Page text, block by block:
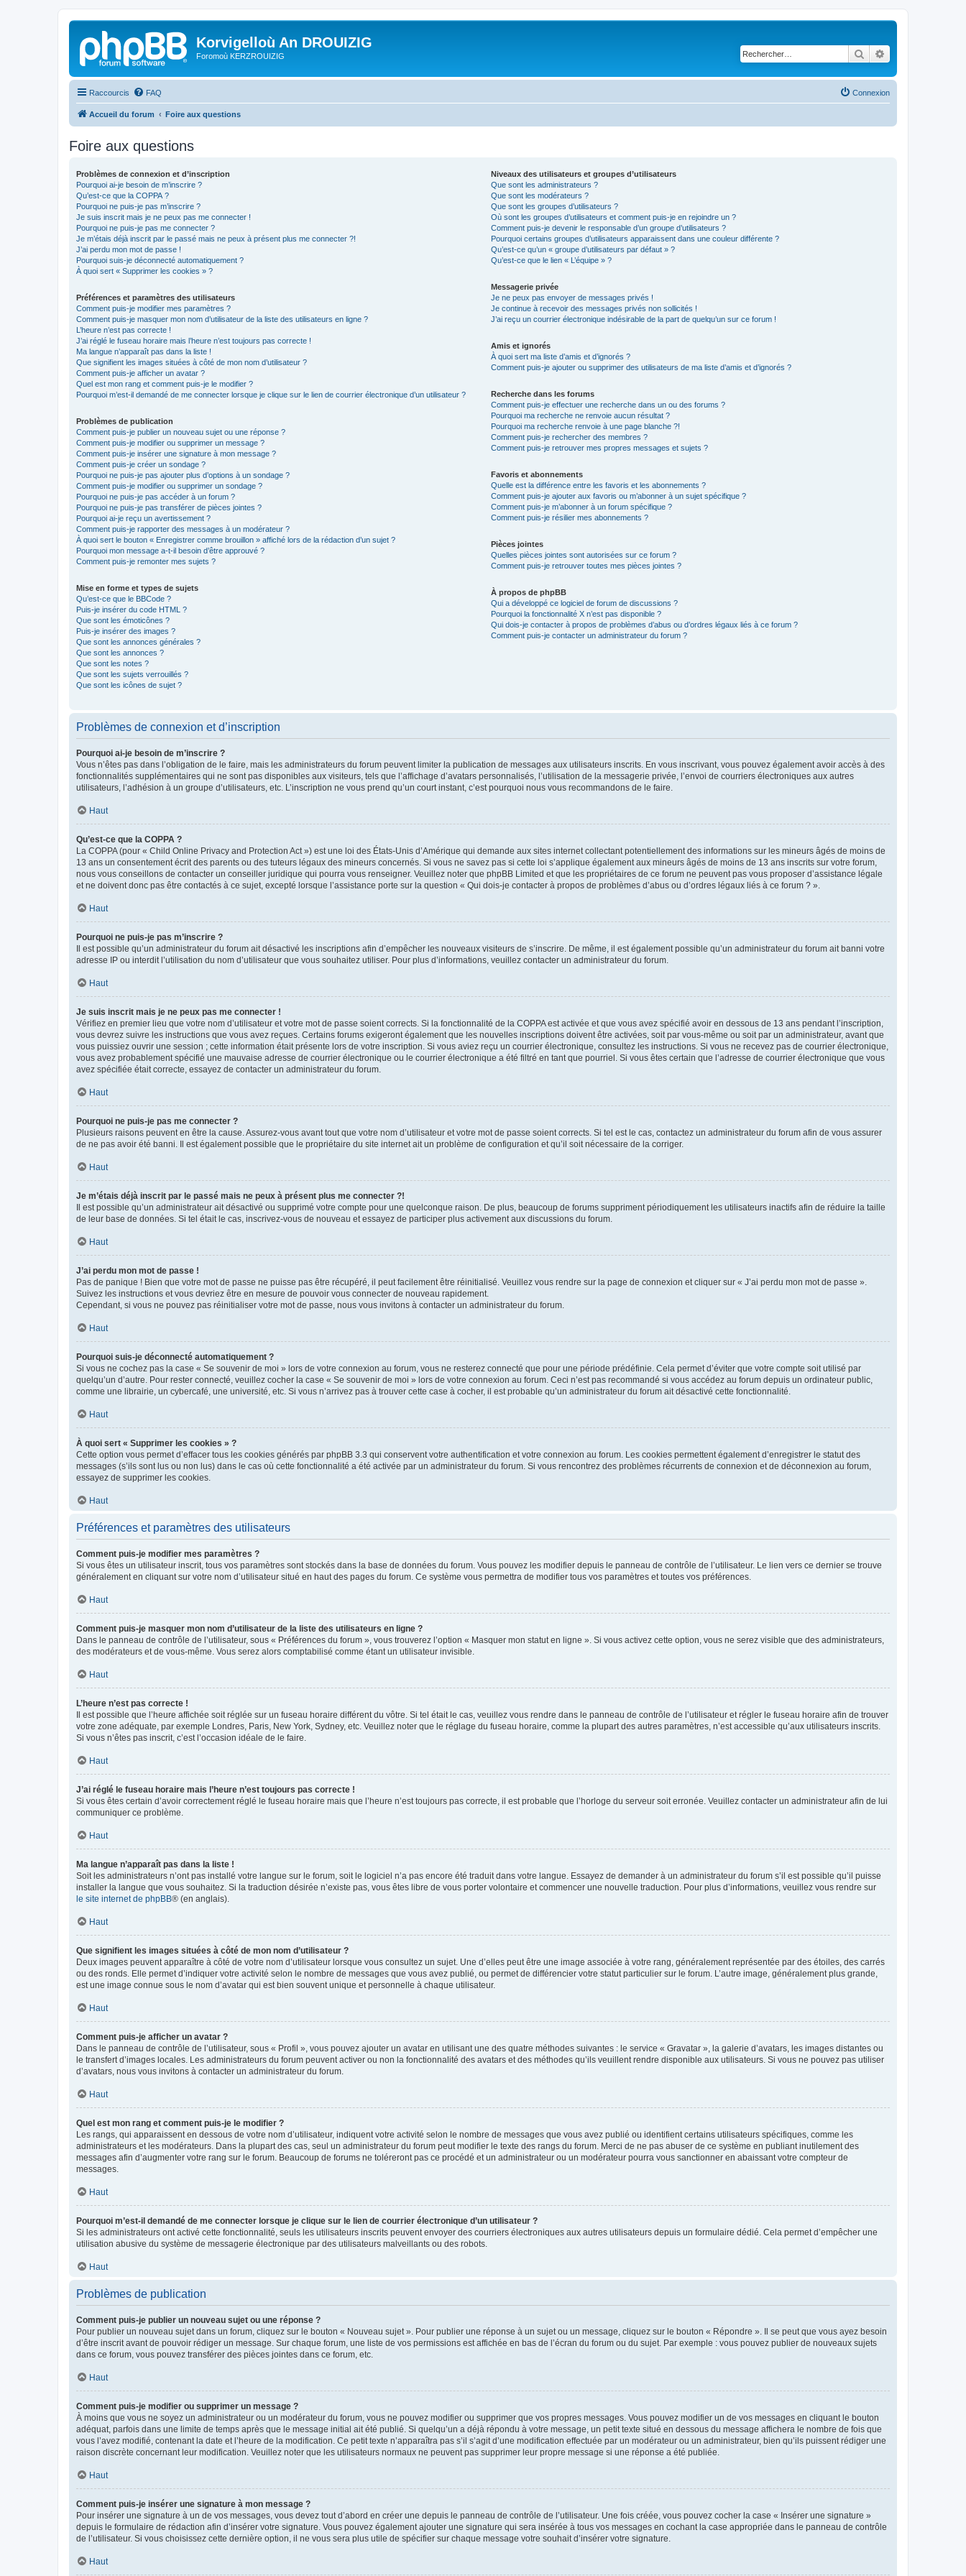
Korvigelloù An DROUIZIG
Foromoù KERZROUIZIG Rechercher
Raccourcis FAQ Connexion
Accueil du forum Foire aux questions
Foire aux questions
Problèmes de connexion et d’inscription
Pourquoi ai-je besoin de m’inscrire ?
Qu’est-ce que la COPPA ?
Pourquoi ne puis-je pas m’inscrire ?
Je suis inscrit mais je ne peux pas me connecter !
Pourquoi ne puis-je pas me connecter ?
Je m’étais déjà inscrit par le passé mais ne peux à présent plus me connecter ?!
J’ai perdu mon mot de passe !
Pourquoi suis-je déconnecté automatiquement ?
À quoi sert « Supprimer les cookies » ?
Préférences et paramètres des utilisateurs
Comment puis-je modifier mes paramètres ?
Comment puis-je masquer mon nom d’utilisateur de la liste des utilisateurs en ligne ?
L’heure n’est pas correcte !
J’ai réglé le fuseau horaire mais l’heure n’est toujours pas correcte !
Ma langue n’apparaît pas dans la liste !
Que signifient les images situées à côté de mon nom d’utilisateur ?
Comment puis-je afficher un avatar ?
Quel est mon rang et comment puis-je le modifier ?
Pourquoi m’est-il demandé de me connecter lorsque je clique sur le lien de courrier électronique d’un utilisateur ?
Problèmes de publication
Comment puis-je publier un nouveau sujet ou une réponse ?
Comment puis-je modifier ou supprimer un message ?
Comment puis-je insérer une signature à mon message ?
Comment puis-je créer un sondage ?
Pourquoi ne puis-je pas ajouter plus d’options à un sondage ?
Comment puis-je modifier ou supprimer un sondage ?
Pourquoi ne puis-je pas accéder à un forum ?
Pourquoi ne puis-je pas transférer de pièces jointes ?
Pourquoi ai-je reçu un avertissement ?
Comment puis-je rapporter des messages à un modérateur ?
À quoi sert le bouton « Enregistrer comme brouillon » affiché lors de la rédaction d’un sujet ?
Pourquoi mon message a-t-il besoin d’être approuvé ?
Comment puis-je remonter mes sujets ?
Mise en forme et types de sujets
Qu’est-ce que le BBCode ?
Puis-je insérer du code HTML ?
Que sont les émoticônes ?
Puis-je insérer des images ?
Que sont les annonces générales ?
Que sont les annonces ?
Que sont les notes ?
Que sont les sujets verrouillés ?
Que sont les icônes de sujet ?
Niveaux des utilisateurs et groupes d’utilisateurs
Que sont les administrateurs ?
Que sont les modérateurs ?
Que sont les groupes d’utilisateurs ?
Où sont les groupes d’utilisateurs et comment puis-je en rejoindre un ?
Comment puis-je devenir le responsable d’un groupe d’utilisateurs ?
Pourquoi certains groupes d’utilisateurs apparaissent dans une couleur différente ?
Qu’est-ce qu’un « groupe d’utilisateurs par défaut » ?
Qu’est-ce que le lien « L’équipe » ?
Messagerie privée
Je ne peux pas envoyer de messages privés !
Je continue à recevoir des messages privés non sollicités !
J’ai reçu un courrier électronique indésirable de la part de quelqu’un sur ce forum !
Amis et ignorés
À quoi sert ma liste d’amis et d’ignorés ?
Comment puis-je ajouter ou supprimer des utilisateurs de ma liste d’amis et d’ignorés ?
Recherche dans les forums
Comment puis-je effectuer une recherche dans un ou des forums ?
Pourquoi ma recherche ne renvoie aucun résultat ?
Pourquoi ma recherche renvoie à une page blanche ?!
Comment puis-je rechercher des membres ?
Comment puis-je retrouver mes propres messages et sujets ?
Favoris et abonnements
Quelle est la différence entre les favoris et les abonnements ?
Comment puis-je ajouter aux favoris ou m’abonner à un sujet spécifique ?
Comment puis-je m’abonner à un forum spécifique ?
Comment puis-je résilier mes abonnements ?
Pièces jointes
Quelles pièces jointes sont autorisées sur ce forum ?
Comment puis-je retrouver toutes mes pièces jointes ?
À propos de phpBB
Qui a développé ce logiciel de forum de discussions ?
Pourquoi la fonctionnalité X n’est pas disponible ?
Qui dois-je contacter à propos de problèmes d’abus ou d’ordres légaux liés à ce forum ?
Comment puis-je contacter un administrateur du forum ?
Problèmes de connexion et d’inscription
Pourquoi ai-je besoin de m’inscrire ?
Vous n’êtes pas dans l’obligation de le faire, mais les administrateurs du forum peuvent limiter la publication de messages aux utilisateurs inscrits. En vous inscrivant, vous pouvez également avoir accès à des
fonctionnalités supplémentaires qui ne sont pas disponibles aux visiteurs, tels que l’affichage d’avatars personnalisés, l’utilisation de la messagerie privée, l’envoi de courriers électroniques aux autres
utilisateurs, l’adhésion à un groupe d’utilisateurs, etc. L’inscription ne vous prend qu’un court instant, c’est pourquoi nous vous recommandons de le faire.
Haut
Qu’est-ce que la COPPA ?
La COPPA (pour « Child Online Privacy and Protection Act ») est une loi des États-Unis d’Amérique qui demande aux sites internet collectant potentiellement des informations sur les mineurs âgés de moins de
13 ans un consentement écrit des parents ou des tuteurs légaux des mineurs concernés. Si vous ne savez pas si cette loi s’applique également aux mineurs âgés de moins de 13 ans inscrits sur votre forum,
nous vous conseillons de contacter un conseiller juridique qui pourra vous renseigner. Veuillez noter que phpBB Limited et que les propriétaires de ce forum ne peuvent pas vous proposer d’assistance légale
et ne doivent donc pas être contactés à ce sujet, excepté lorsque l’assistance porte sur la question « Qui dois-je contacter à propos de problèmes d’abus ou d’ordres légaux liés à ce forum ? ».
Haut
Pourquoi ne puis-je pas m’inscrire ?
Il est possible qu’un administrateur du forum ait désactivé les inscriptions afin d’empêcher les nouveaux visiteurs de s’inscrire. De même, il est également possible qu’un administrateur du forum ait banni votre
adresse IP ou interdit l’utilisation du nom d’utilisateur que vous souhaitez utiliser. Pour plus d’informations, veuillez contacter un administrateur du forum.
Haut
Je suis inscrit mais je ne peux pas me connecter !
Vérifiez en premier lieu que votre nom d’utilisateur et votre mot de passe soient corrects. Si la fonctionnalité de la COPPA est activée et que vous avez spécifié avoir en dessous de 13 ans pendant l’inscription,
vous devrez suivre les instructions que vous avez reçues. Certains forums exigeront également que les nouvelles inscriptions doivent être activées, soit par vous-même ou soit par un administrateur, avant que
vous puissiez ouvrir une session ; cette information était présente lors de votre inscription. Si vous aviez reçu un courrier électronique, consultez les instructions. Si vous ne recevez pas de courrier électronique,
vous avez probablement spécifié une mauvaise adresse de courrier électronique ou le courrier électronique a été filtré en tant que pourriel. Si vous êtes certain que l’adresse de courrier électronique que vous
avez spécifiée était correcte, essayez de contacter un administrateur du forum.
Haut
Pourquoi ne puis-je pas me connecter ?
Plusieurs raisons peuvent en être la cause. Assurez-vous avant tout que votre nom d’utilisateur et votre mot de passe soient corrects. Si tel est le cas, contactez un administrateur du forum afin de vous assurer
de ne pas avoir été banni. Il est également possible que le propriétaire du site internet ait un problème de configuration et qu’il soit nécessaire de la corriger.
Haut
Je m’étais déjà inscrit par le passé mais ne peux à présent plus me connecter ?!
Il est possible qu’un administrateur ait désactivé ou supprimé votre compte pour une quelconque raison. De plus, beaucoup de forums suppriment périodiquement les utilisateurs inactifs afin de réduire la taille
de leur base de données. Si tel était le cas, inscrivez-vous de nouveau et essayez de participer plus activement aux discussions du forum.
Haut
J’ai perdu mon mot de passe !
Pas de panique ! Bien que votre mot de passe ne puisse pas être récupéré, il peut facilement être réinitialisé. Veuillez vous rendre sur la page de connexion et cliquer sur « J’ai perdu mon mot de passe ».
Suivez les instructions et vous devriez être en mesure de pouvoir vous connecter de nouveau rapidement.
Cependant, si vous ne pouvez pas réinitialiser votre mot de passe, nous vous invitons à contacter un administrateur du forum.
Haut
Pourquoi suis-je déconnecté automatiquement ?
Si vous ne cochez pas la case « Se souvenir de moi » lors de votre connexion au forum, vous ne resterez connecté que pour une période prédéfinie. Cela permet d’éviter que votre compte soit utilisé par
quelqu’un d’autre. Pour rester connecté, veuillez cocher la case « Se souvenir de moi » lors de votre connexion au forum. Ceci n’est pas recommandé si vous accédez au forum depuis un ordinateur public,
comme une librairie, un cybercafé, une université, etc. Si vous n’arrivez pas à trouver cette case à cocher, il est probable qu’un administrateur du forum ait désactivé cette fonctionnalité.
Haut
À quoi sert « Supprimer les cookies » ?
Cette option vous permet d’effacer tous les cookies générés par phpBB 3.3 qui conservent votre authentification et votre connexion au forum. Les cookies permettent également d’enregistrer le statut des
messages (s’ils sont lus ou non lus) dans le cas où cette fonctionnalité a été activée par un administrateur du forum. Si vous rencontrez des problèmes récurrents de connexion et de déconnexion au forum,
essayez de supprimer les cookies.
Haut
Préférences et paramètres des utilisateurs
Comment puis-je modifier mes paramètres ?
Si vous êtes un utilisateur inscrit, tous vos paramètres sont stockés dans la base de données du forum. Vous pouvez les modifier depuis le panneau de contrôle de l’utilisateur. Le lien vers ce dernier se trouve
généralement en cliquant sur votre nom d’utilisateur situé en haut des pages du forum. Ce système vous permettra de modifier tous vos paramètres et toutes vos préférences.
Haut
Comment puis-je masquer mon nom d’utilisateur de la liste des utilisateurs en ligne ?
Dans le panneau de contrôle de l’utilisateur, sous « Préférences du forum », vous trouverez l’option « Masquer mon statut en ligne ». Si vous activez cette option, vous ne serez visible que des administrateurs,
des modérateurs et de vous-même. Vous serez alors comptabilisé comme étant un utilisateur invisible.
Haut
L’heure n’est pas correcte !
Il est possible que l’heure affichée soit réglée sur un fuseau horaire différent du vôtre. Si tel était le cas, veuillez vous rendre dans le panneau de contrôle de l’utilisateur et régler le fuseau horaire afin de trouver
votre zone adéquate, par exemple Londres, Paris, New York, Sydney, etc. Veuillez noter que le réglage du fuseau horaire, comme la plupart des autres paramètres, n’est accessible qu’aux utilisateurs inscrits.
Si vous n’êtes pas inscrit, c’est l’occasion idéale de le faire.
Haut
J’ai réglé le fuseau horaire mais l’heure n’est toujours pas correcte !
Si vous êtes certain d’avoir correctement réglé le fuseau horaire mais que l’heure n’est toujours pas correcte, il est probable que l’horloge du serveur soit erronée. Veuillez contacter un administrateur afin de lui
communiquer ce problème.
Haut
Ma langue n’apparaît pas dans la liste !
Soit les administrateurs n’ont pas installé votre langue sur le forum, soit le logiciel n’a pas encore été traduit dans votre langue. Essayez de demander à un administrateur du forum s’il est possible qu’il puisse
installer la langue que vous souhaitez. Si la traduction désirée n’existe pas, vous êtes libre de vous porter volontaire et commencer une nouvelle traduction. Pour plus d’informations, veuillez vous rendre sur
le site internet de phpBB® (en anglais).
Haut
Que signifient les images situées à côté de mon nom d’utilisateur ?
Deux images peuvent apparaître à côté de votre nom d’utilisateur lorsque vous consultez un sujet. Une d’elles peut être une image associée à votre rang, généralement représentée par des étoiles, des carrés
ou des ronds. Elle permet d’indiquer votre activité selon le nombre de messages que vous avez publié, ou permet de différencier votre statut particulier sur le forum. L’autre image, généralement plus grande,
est une image connue sous le nom d’avatar qui est bien souvent unique et personnelle à chaque utilisateur.
Haut
Comment puis-je afficher un avatar ?
Dans le panneau de contrôle de l’utilisateur, sous « Profil », vous pouvez ajouter un avatar en utilisant une des quatre méthodes suivantes : le service « Gravatar », la galerie d’avatars, les images distantes ou
le transfert d’images locales. Les administrateurs du forum peuvent activer ou non la fonctionnalité des avatars et des méthodes qu’ils veuillent rendre disponible aux utilisateurs. Si vous ne pouvez pas utiliser
d’avatars, nous vous invitons à contacter un administrateur du forum.
Haut
Quel est mon rang et comment puis-je le modifier ?
Les rangs, qui apparaissent en dessous de votre nom d’utilisateur, indiquent votre activité selon le nombre de messages que vous avez publié ou identifient certains utilisateurs spécifiques, comme les
administrateurs et les modérateurs. Dans la plupart des cas, seul un administrateur du forum peut modifier le texte des rangs du forum. Merci de ne pas abuser de ce système en publiant inutilement des
messages afin d’augmenter votre rang sur le forum. Beaucoup de forums ne toléreront pas ce procédé et un administrateur ou un modérateur pourra vous sanctionner en abaissant votre compteur de
messages.
Haut
Pourquoi m’est-il demandé de me connecter lorsque je clique sur le lien de courrier électronique d’un utilisateur ?
Si les administrateurs ont activé cette fonctionnalité, seuls les utilisateurs inscrits peuvent envoyer des courriers électroniques aux autres utilisateurs depuis un formulaire dédié. Cela permet d’empêcher une
utilisation abusive du système de messagerie électronique par des utilisateurs malveillants ou des robots.
Haut
Problèmes de publication
Comment puis-je publier un nouveau sujet ou une réponse ?
Pour publier un nouveau sujet dans un forum, cliquez sur le bouton « Nouveau sujet ». Pour publier une réponse à un sujet ou un message, cliquez sur le bouton « Répondre ». Il se peut que vous ayez besoin
d’être inscrit avant de pouvoir rédiger un message. Sur chaque forum, une liste de vos permissions est affichée en bas de l’écran du forum ou du sujet. Par exemple : vous pouvez publier de nouveaux sujets
dans ce forum, vous pouvez transférer des pièces jointes dans ce forum, etc.
Haut
Comment puis-je modifier ou supprimer un message ?
À moins que vous ne soyez un administrateur ou un modérateur du forum, vous ne pouvez modifier ou supprimer que vos propres messages. Vous pouvez modifier un de vos messages en cliquant le bouton
adéquat, parfois dans une limite de temps après que le message initial ait été publié. Si quelqu’un a déjà répondu à votre message, un petit texte situé en dessous du message affichera le nombre de fois que
vous l’avez modifié, contenant la date et l’heure de la modification. Ce petit texte n’apparaîtra pas s’il s’agit d’une modification effectuée par un modérateur ou un administrateur, bien qu’ils puissent rédiger une
raison discrète concernant leur modification. Veuillez noter que les utilisateurs normaux ne peuvent pas supprimer leur propre message si une réponse a été publiée.
Haut
Comment puis-je insérer une signature à mon message ?
Pour insérer une signature à un de vos messages, vous devez tout d’abord en créer une depuis le panneau de contrôle de l’utilisateur. Une fois créée, vous pouvez cocher la case « Insérer une signature »
depuis le formulaire de rédaction afin d’insérer votre signature. Vous pouvez également ajouter une signature qui sera insérée à tous vos messages en cochant la case appropriée dans le panneau de contrôle
de l’utilisateur. Si vous choisissez cette dernière option, il ne vous sera plus utile de spécifier sur chaque message votre souhait d’insérer votre signature.
Haut